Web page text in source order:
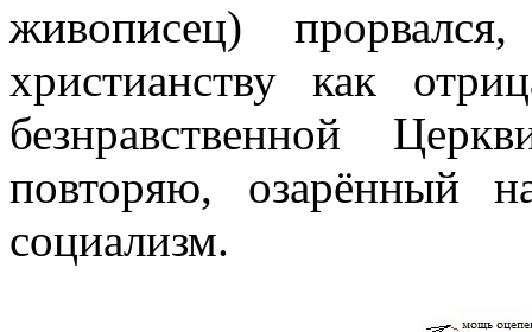
живописец)
христианству как
безнравственной
повторяю, озарённый
социализм.